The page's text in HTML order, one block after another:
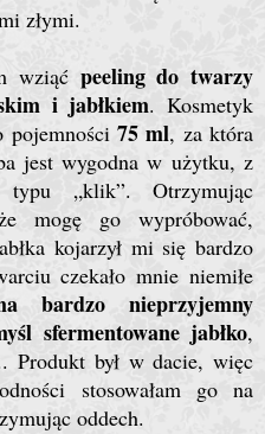
złymi.
wziąć peeling do twarzy
i jabłkiem. Kosmetyk
75 ml, za która
jest wygodna w użytku, z
typu „klik”. Otrzymując
mogę go wypróbować,
kojarzył mi się bardzo
czekało mnie niemiłe
bardzo nieprzyjemny
sfermentowane jabłko,
Produkt był w dacie, więc
stosowałam go na
oddech.